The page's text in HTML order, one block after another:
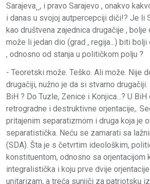
Sarajeva¸¸, i pravo Sarajevo , onakvo
i danas u svojoj autpercepciji diči!? Je li
kao društvena zajednica drugačije ,
može li jedan dio (grad , regija...) biti
, odnosno od stanja u političkom polju ?
- Teoretski može. Teško. Ali može. Nije
drugačiji, nužno je da si stvarno
BiH ? Do Tuzle, Zenice i Konjica...? U
retrogradne i destruktivne orjentacije,.
pritajenim separatizmom i druga koja je
separatistička. Neću se zamarati sa
(SDA). Šta je s četvrtim ideološkim,
konstituentom, odnosno sa orjentacijom
integralistička i koju prve dvije
unitarizam, a treća sunjiči za patriotsku